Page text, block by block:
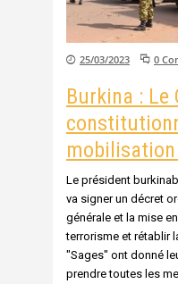
25/03/2023 0
Burkina : Le
mobilisation
Le président
va signer un décret
générale et la mise
terrorisme et rétablir
"Sages" ont donné
prendre toutes les